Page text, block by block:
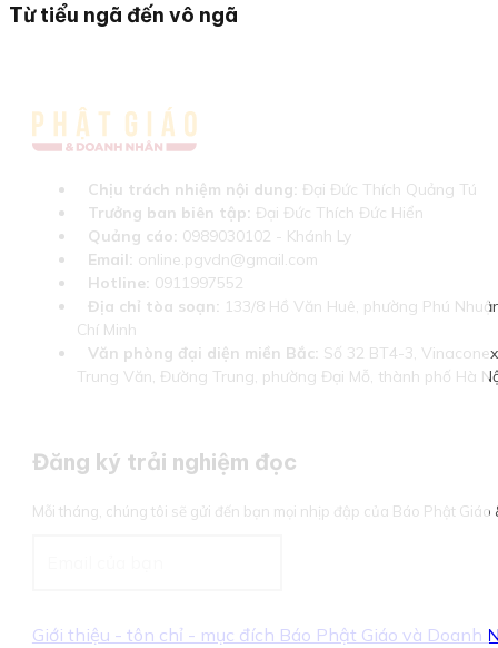
Từ tiểu ngã đến vô ngã
Chịu trách nhiệm nội dung: Đại Đức Thích Quảng Tú
Trưởng ban biên tập: Đại Đức Thích Đức Hiển
Quảng cáo: 0989030102 - Khánh Ly
Email: online.pgvdn@gmail.com
Hotline: 0911997552
Địa chỉ tòa soạn: 133/8 Hồ Văn Huê, phường Phú
Chí Minh
Văn phòng đại diện miền Bắc: Số 32 BT4-3,
Trung Văn, Đường Trung, phường Đại Mỗ, thành phố Hà
Đăng ký trải nghiệm đọc
Mỗi tháng, chúng tôi sẽ gửi đến bạn mọi nhịp đập của Báo Phật Giáo
Giới thiệu - tôn chỉ - mục đích Báo Phật Giáo và Doanh